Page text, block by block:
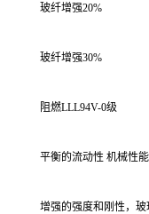
玻纤增强20%
玻纤增强30%
阻燃LLL94V-0级
平衡的流动性 机械性
增强的强度和刚性，